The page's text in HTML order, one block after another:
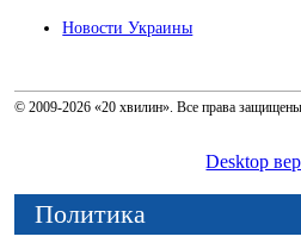
Новости Украины
© 2009-2026 «20 хвилин». Все права защищены.
Desktop
Политика